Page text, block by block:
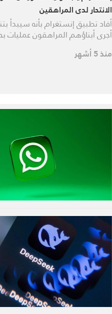
الانتحار لدى المراهقين
أفاد تطبيق إنستغرام بأنه سيبدأ
أجرى أبناؤهم المراهقون عمليات
منذ 5 أشهر